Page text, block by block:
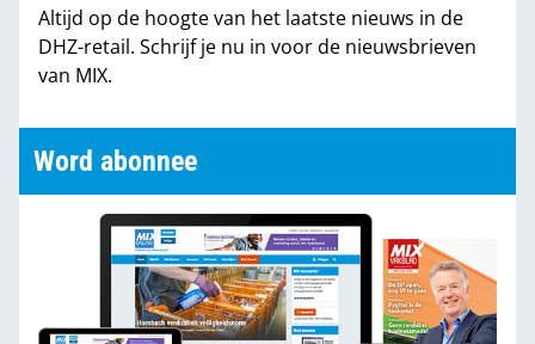
Partners
Altijd op de hoogte van het laatste nieuws in de
DHZ-retail. Schrijf je nu in voor de nieuwsbrieven
van MIX.
Word abonnee